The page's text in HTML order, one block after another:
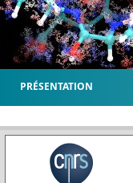
PRÉSENTATION